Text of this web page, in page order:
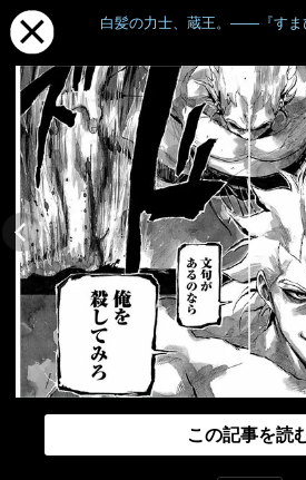
白髪の力士、蔵王。――『すま
この記事を読